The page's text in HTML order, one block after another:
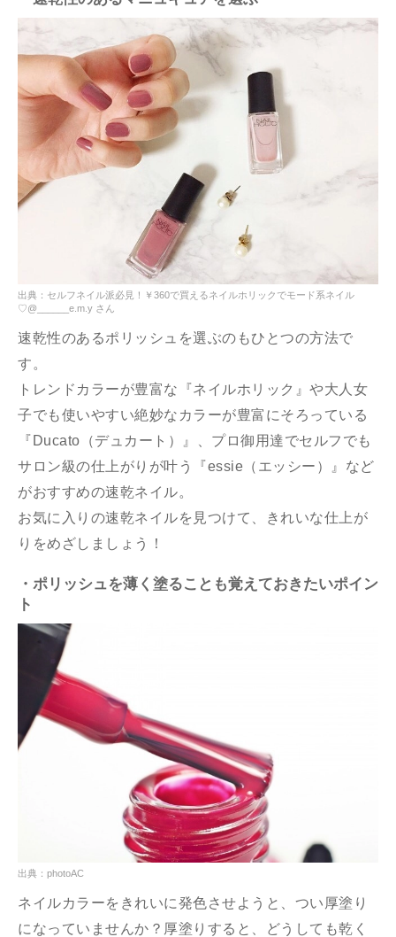
出典：セルフネイル派必見！￥360で買えるネイルホリックでモード系ネイル
♡@______e.m.y さん
速乾性のあるポリッシュを選ぶのもひとつの方法で
す。
トレンドカラーが豊富な『ネイルホリック』や大人女
子でも使いやすい絶妙なカラーが豊富にそろっている
『Ducato（デュカート）』、プロ御用達でセルフでも
サロン級の仕上がりが叶う『essie（エッシー）』など
がおすすめの速乾ネイル。
お気に入りの速乾ネイルを見つけて、きれいな仕上が
りをめざしましょう！
・ポリッシュを薄く塗ることも覚えておきたいポイン
ト
出典：photoAC
ネイルカラーをきれいに発色させようと、つい厚塗り
になっていませんか？厚塗りすると、どうしても乾く